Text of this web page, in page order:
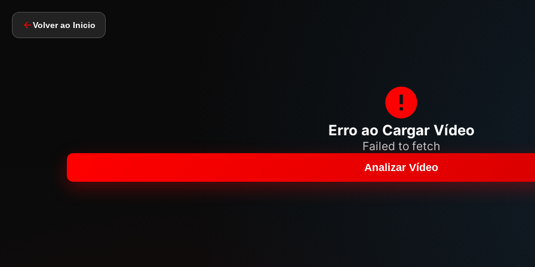
Volver ao Inicio
Erro ao Cargar Vídeo
Failed to fetch
Analizar Vídeo